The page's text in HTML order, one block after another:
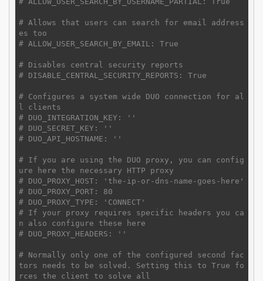
# Allows that users can search for email address
es too
# ALLOW_USER_SEARCH_BY_EMAIL: True
# Disables central security reports
# DISABLE_CENTRAL_SECURITY_REPORTS: True
# Configures a system wide DUO connection for al
l clients
# DUO_INTEGRATION_KEY: ''
# DUO_SECRET_KEY: ''
# DUO_API_HOSTNAME: ''
# If you are using the DUO proxy, you can config
ure here the necessary HTTP proxy
# DUO_PROXY_HOST: 'the-ip-or-dns-name-goes-here'
# DUO_PROXY_PORT: 80
# DUO_PROXY_TYPE: 'CONNECT'
# If your proxy requires specific headers you ca
n also configure these here
# DUO_PROXY_HEADERS: ''
# Normally only one of the configured second fac
tors needs to be solved. Setting this to True fo
rces the client to solve all